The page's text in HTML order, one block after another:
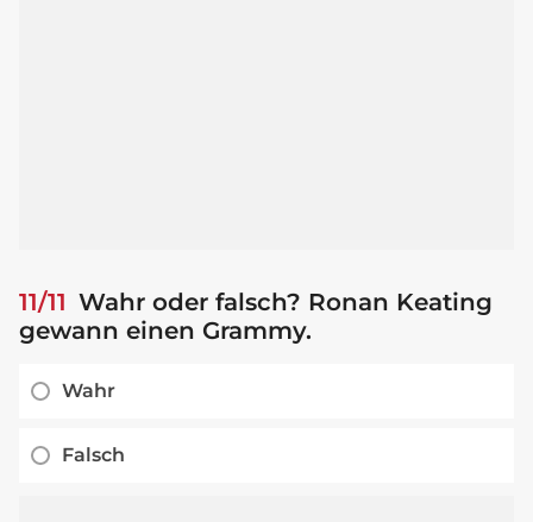
11/11 Wahr oder falsch? Ronan Keating
gewann einen Grammy.
Wahr
Falsch